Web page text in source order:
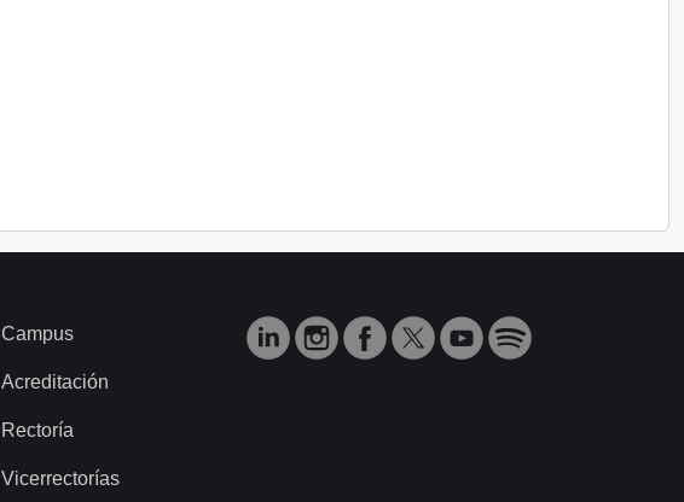
Campus
Acreditación
Rectoría
Vicerrectorías